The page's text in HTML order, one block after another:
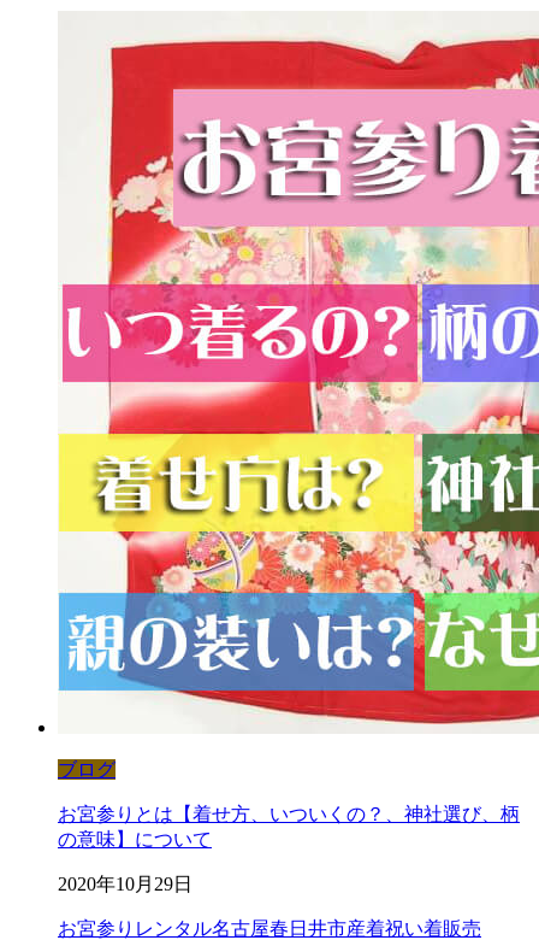
ブログ
お宮参りとは【着せ方、いついくの？、神社選び、柄
の意味】について
2020年10月29日
お宮参り レンタル名古屋春日井市産着祝い着販売